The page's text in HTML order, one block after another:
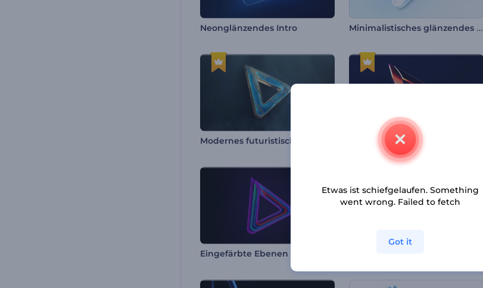
Neonglänzendes Intro Minimalistisches glänzendes Logo Reveal
Modernes futuristisches Intro Glänzend-glattes Logo-Reveal
Eingefärbte Ebenen Intro
Etwas ist schiefgelaufen. Something
went wrong. Failed to fetch
Got it